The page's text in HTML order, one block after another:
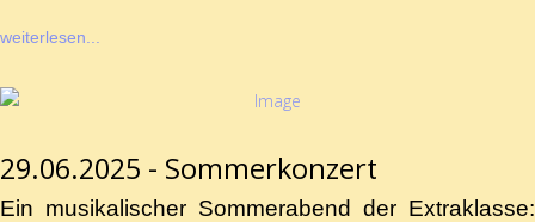
weiterlesen...
29.06.2025 - Sommerkonzert
Ein musikalischer Sommerabend der Extraklasse: